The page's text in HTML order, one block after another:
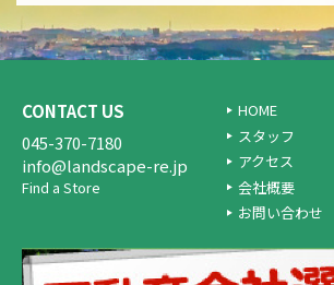
CONTACT US
045-370-7180
info@landscape-re.jp
Find a Store
HOME
スタッフ
アクセス
会社概要
お問い合わせ